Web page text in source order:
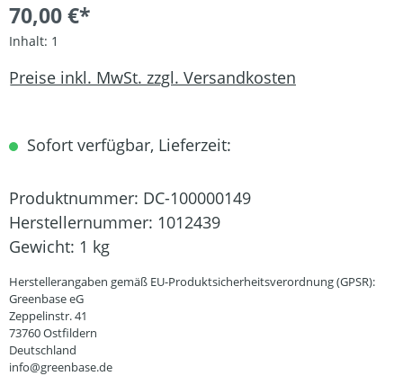
70,00 €*
Inhalt: 1
Preise inkl. MwSt. zzgl. Versandkosten
Sofort verfügbar, Lieferzeit:
Produktnummer: DC-100000149
Herstellernummer: 1012439
Gewicht: 1 kg
Herstellerangaben gemäß EU-Produktsicherheitsverordnung (GPSR):
Greenbase eG
Zeppelinstr. 41
73760 Ostfildern
Deutschland
info@greenbase.de